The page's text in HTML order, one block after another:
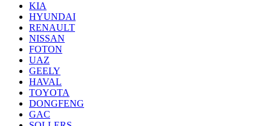
KIA
HYUNDAI
RENAULT
NISSAN
FOTON
UAZ
GEELY
HAVAL
TOYOTA
DONGFENG
GAC